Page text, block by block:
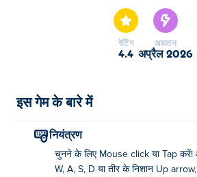
के लिए एक बिल्ली या कुत्ता चुनें! दुनिया का
लड़ें, और अपनी टीम में शामिल करने के लिए नए
जीत आपके जानवरों के स्तर को बढ़ाने में मदद
क्रिटर्स क्वेस्ट कैसे खेलें?
चुनाव करने के लिए क्लिक या टैप करें। आगे
कुंजियों या जॉयस्टिक का इस्तेमाल करें।
रेटिंग
4.4
अद्यतन
अप्रैल 2026
इस गेम के बारे में
नियंत्रण
चुनने के लिए Mouse click या Tap
W, A, S, D या तीर के निशान Up